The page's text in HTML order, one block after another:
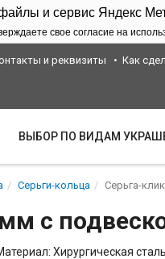
и сервис Яндекс
свое согласие на
и реквизиты Как
ВЫБОР ПО ВИДАМ
Серьги-кольца Серьга-
с
Хирургическая